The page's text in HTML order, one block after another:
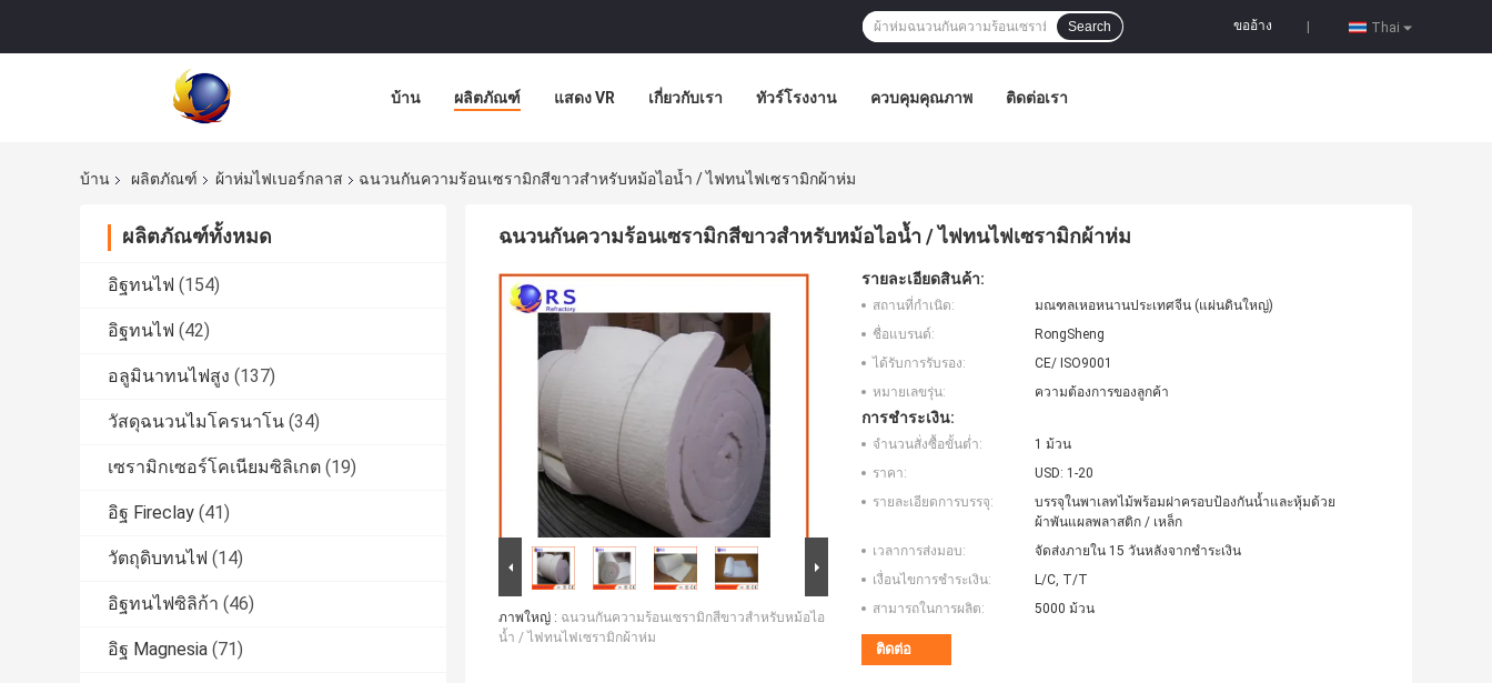
Thai
ขออ้าง
Search
บ้าน ผลิตภัณฑ์ แสดง VR เกี่ยวกับเรา ทัวร์โรงงาน ควบคุมคุณภาพ ติดต่อเรา
บ้าน ผลิตภัณฑ์ ผ้าห่มไฟเบอร์กลาส ฉนวนกันความร้อนเซรามิกสีขาวสำหรับหม้อไอน้ำ / ไฟทนไฟเซรามิกผ้าห่ม
ผลิตภัณฑ์ทั้งหมด
อิฐทนไฟ (154)
อิฐทนไฟ (42)
อลูมินาทนไฟสูง (137)
วัสดุฉนวนไมโครนาโน (34)
เซรามิกเซอร์โคเนียมซิลิเกต (19)
อิฐ Fireclay (41)
วัตถุดิบทนไฟ (14)
อิฐทนไฟซิลิก้า (46)
อิฐ Magnesia (71)
ฉนวนกันความร้อนเซรามิกสีขาวสำหรับหม้อไอน้ำ / ไฟทนไฟเซรามิกผ้าห่ม
ภาพใหญ่ : ฉนวนกันความร้อนเซรามิกสีขาวสำหรับหม้อไอ
น้ำ / ไฟทนไฟเซรามิกผ้าห่ม
รายละเอียดสินค้า:
สถานที่กำเนิด:
มณฑลเหอหนานประเทศจีน (แผ่นดินใหญ่)
ชื่อแบรนด์:
RongSheng
ได้รับการรับรอง:
CE/ ISO9001
หมายเลขรุ่น:
ความต้องการของลูกค้า
การชำระเงิน:
จำนวนสั่งซื้อขั้นต่ำ:
1 ม้วน
ราคา:
USD: 1-20
รายละเอียดการบรรจุ:
บรรจุในพาเลทไม้พร้อมฝาครอบป้องกันน้ำและหุ้มด้วย
ผ้าพันแผลพลาสติก / เหล็ก
เวลาการส่งมอบ:
จัดส่งภายใน 15 วันหลังจากชำระเงิน
เงื่อนไขการชำระเงิน:
L/C, T/T
สามารถในการผลิต:
5000 ม้วน
ติดต่อ